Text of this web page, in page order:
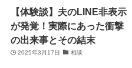
【体験談】夫のLINE非表示
が発覚！実際にあった衝撃
の出来事とその結末
2025年3月17日 相談